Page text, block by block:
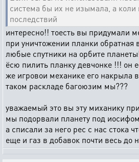
система бы их не изымала, а
последствий
интересно!! тоесть вы придумали
при уничтожении планки обратная
любые спутники на орбите
ёсю пилить планку девчонке !!! он
же игровои механике его накрыла
таком раскладе багоюзим мы???
уважаемый это вы эту миханику
мы подорвали планету под
а списали за него рес с нас стока
еще и газ в добавок почти весь до